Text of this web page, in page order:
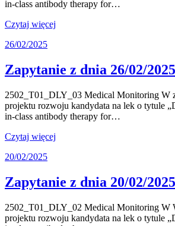
in-class antibody therapy for…
Czytaj więcej
26/02/2025
Zapytanie z dnia 26/02/2025
2502_T01_DLY_03 Medical Monitoring W
projektu rozwoju kandydata na lek o tytule
in-class antibody therapy for…
Czytaj więcej
20/02/2025
Zapytanie z dnia 20/02/2025
2502_T01_DLY_02 Medical Monitoring W
projektu rozwoju kandydata na lek o tytule